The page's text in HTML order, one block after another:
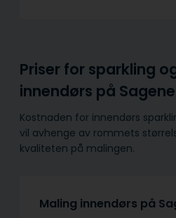
Priser for sparkling
innendørs på Sagene
Kostnaden for innendørs
vil avhenge av rommets
kvaliteten på malingen.
Maling innendørs på